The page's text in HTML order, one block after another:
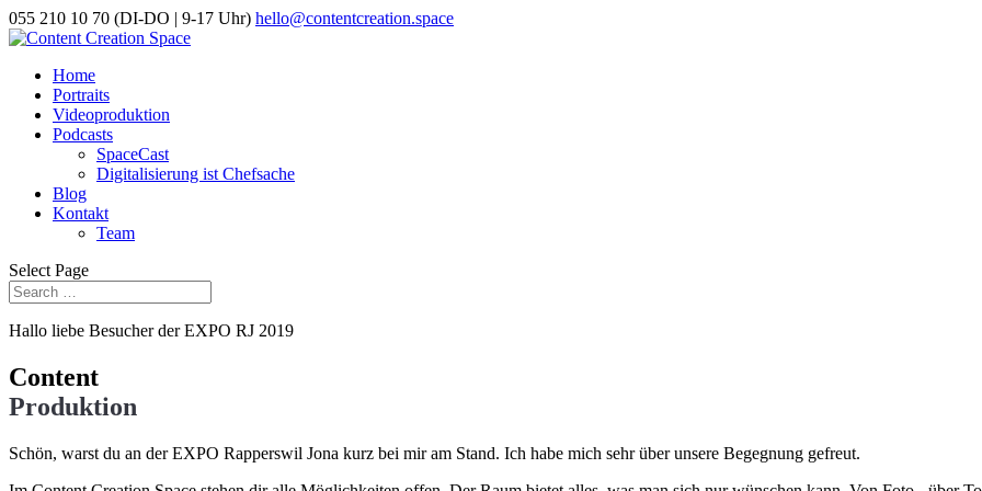
055 210 10 70 (DI-DO | 9-17 Uhr) hello@contentcreation.space
Home
Portraits
Videoproduktion
Podcasts
SpaceCast
Digitalisierung ist Chefsache
Blog
Kontakt
Team
Select Page
Hallo liebe Besucher der EXPO RJ 2019
Content
Produktion
Schön, warst du an der EXPO Rapperswil Jona kurz bei mir am Stand. Ich habe mich sehr über unsere Begegnung gefreut.